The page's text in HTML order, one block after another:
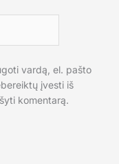
vardą, el. pašto
įvesti iš
komentarą.